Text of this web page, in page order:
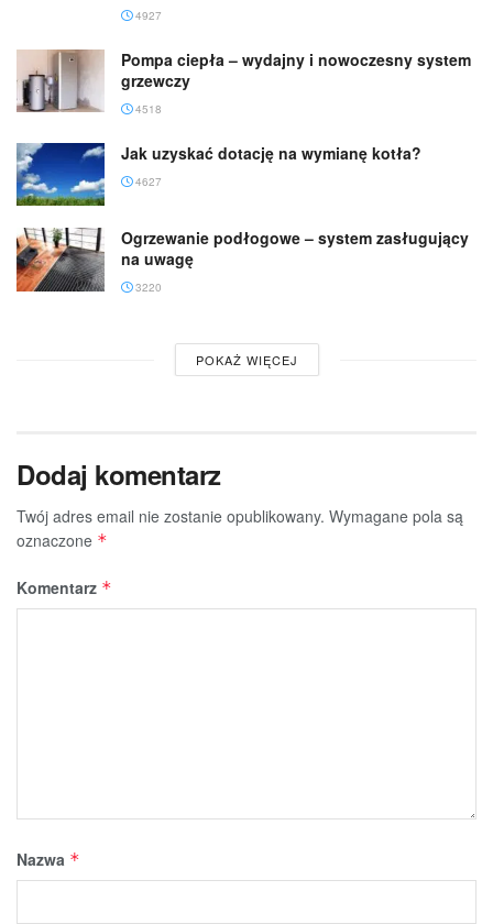
4927
Pompa ciepła – wydajny i nowoczesny system
grzewczy
4518
Jak uzyskać dotację na wymianę kotła?
4627
Ogrzewanie podłogowe – system zasługujący
na uwagę
3220
POKAŻ WIĘCEJ
Dodaj komentarz
Twój adres email nie zostanie opublikowany. Wymagane pola są
oznaczone *
Komentarz *
Nazwa *